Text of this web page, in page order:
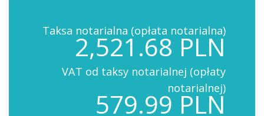
Taksa notarialna (opłata notarialna)
2,521.68 PLN
VAT od taksy notarialnej (opłaty
notarialnej)
579.99 PLN